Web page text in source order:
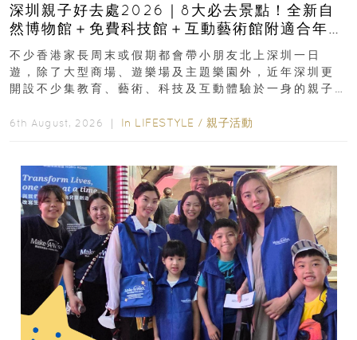
深圳親子好去處2026｜8大必去景點！全新自
然博物館＋免費科技館＋互動藝術館附適合年
齡、交通、門票、開放時間
不少香港家長周末或假期都會帶小朋友北上深圳一日
遊，除了大型商場、遊樂場及主題樂園外，近年深圳更
開設不少集教育、藝術、科技及互動體驗於一身的親子
6th August, 2026 ｜ In LIFESTYLE / 親子活動